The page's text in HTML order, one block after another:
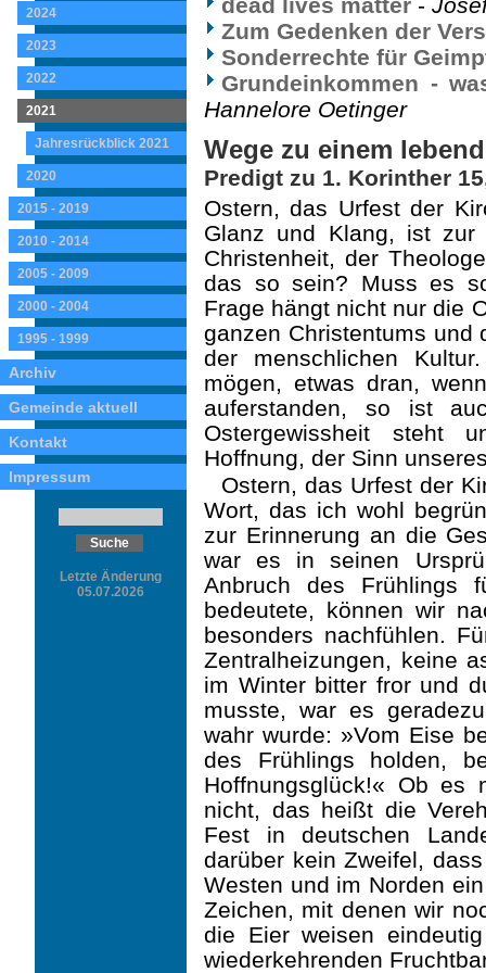
2024
2023
2022
2021
Jahresrückblick 2021
2020
2015 - 2019
2010 - 2014
2005 - 2009
2000 - 2004
1995 - 1999
Archiv
Gemeinde aktuell
Kontakt
Impressum
Letzte Änderung
05.07.2026
Zum Gedenken der
Sonderrechte für
Grundeinkommen -
Hannelore Oetinger
Wege zu einem
Predigt zu 1. Korinther
Ostern, das Urfest der
Glanz und Klang, ist zur
Christenheit, der
das so sein? Muss es
Frage hängt nicht nur die
ganzen Christentums und
der mensch­lichen
mögen, etwas dran,
auferstanden, so ist
Ostergewissheit steht
Hoffnung, der Sinn
Ostern, das Urfest der
Wort, das ich wohl
zur Erinnerung an die
war es in seinen
Anbruch des Frühlings
bedeutete, können wir
besonders nachfüh­len.
Zentralheizungen, keine
im Winter bitter fror und
musste, war es
wahr wurde: »Vom Eise
des Frühlings holden,
Hoffnungsglück!« Ob es
nicht, das heißt die
Fest in deutschen
darüber kein Zweifel,
Westen und im Norden
Zeichen, mit denen wir
die Eier weisen
wiederkehrenden